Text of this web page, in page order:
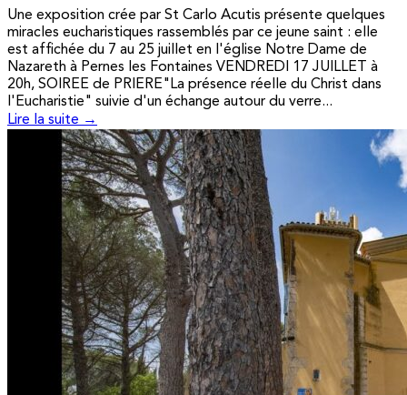
Une exposition crée par St Carlo Acutis présente quelques
miracles eucharistiques rassemblés par ce jeune saint : elle
est affichée du 7 au 25 juillet en l'église Notre Dame de
Nazareth à Pernes les Fontaines VENDREDI 17 JUILLET à
20h, SOIREE de PRIERE"La présence réelle du Christ dans
l'Eucharistie" suivie d'un échange autour du verre...
Lire la suite →